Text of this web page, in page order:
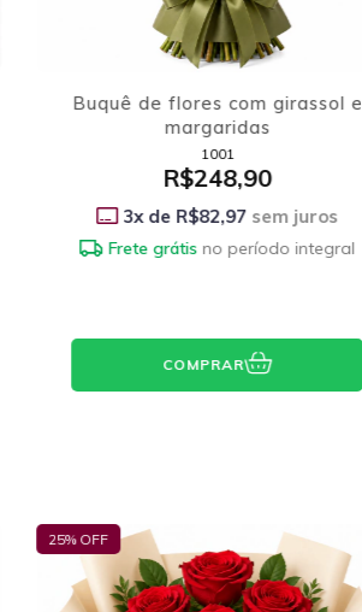
Buquê Van Gogh
9000
R$334,90
3x de R$111,63 sem juros
Frete grátis no período integral
COMPRAR
19% OFF